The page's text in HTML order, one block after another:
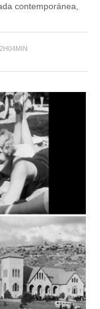
contemporánea,